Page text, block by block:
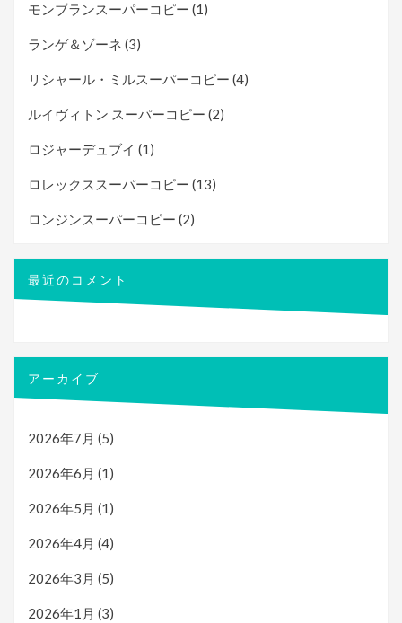
モンブランスーパーコピー (1)
ランゲ＆ゾーネ (3)
リシャール・ミルスーパーコピー (4)
ルイヴィトン スーパーコピー (2)
ロジャーデュブイ (1)
ロレックススーパーコピー (13)
ロンジンスーパーコピー (2)
最近のコメント
アーカイブ
2026年7月 (5)
2026年6月 (1)
2026年5月 (1)
2026年4月 (4)
2026年3月 (5)
2026年1月 (3)